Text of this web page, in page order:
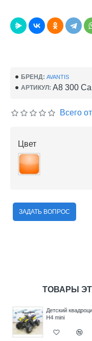
БРЕНД: AVANTIS
АРТИКУЛ: A8 300
Всего
Цвет
ЗАДАТЬ ВОПРОС
ТОВАРЫ
Детский
H4 mini